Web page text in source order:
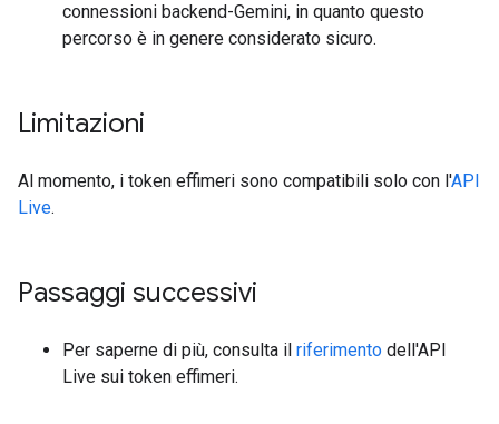
connessioni backend-Gemini, in quanto questo
percorso è in genere considerato sicuro.
Limitazioni
Al momento, i token effimeri sono compatibili solo con l'API
Live.
Passaggi successivi
Per saperne di più, consulta il riferimento dell'API
Live sui token effimeri.